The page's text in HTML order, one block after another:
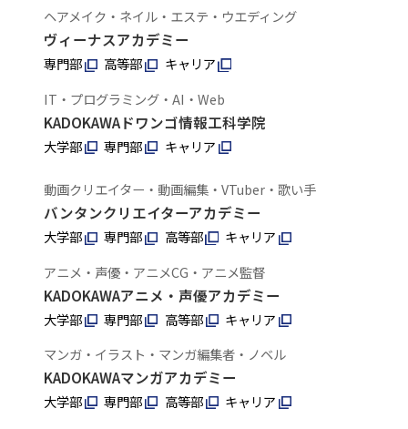
ヘアメイク・ネイル・エステ・ウエディング
ヴィーナスアカデミー
専門部 高等部
キャリア
IT・プログラミング・AI・Web
KADOKAWAドワンゴ情報工科学院
大学部 専門部 キャリア
動画クリエイター・動画編集・VTuber・歌い手
バンタンクリエイターアカデミー
大学部 専門部 高等部
キャリア
アニメ・声優・アニメCG・アニメ監督
KADOKAWAアニメ・声優アカデミー
大学部 専門部 高等部
キャリア
マンガ・イラスト・マンガ編集者・ノベル
KADOKAWAマンガアカデミー
大学部 専門部 高等部
キャリア